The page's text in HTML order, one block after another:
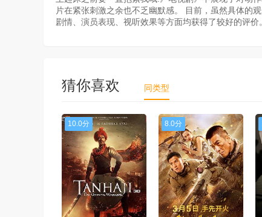
片在紧张刺激之余也不乏幽默感。 目前，虽然具体的
剧情、演员表现、视听效果等方面均获得了较好的评价。
猜你喜欢 同类型
10.0分 8.0分